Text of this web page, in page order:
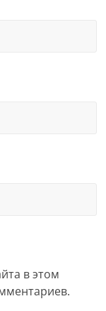
в этом